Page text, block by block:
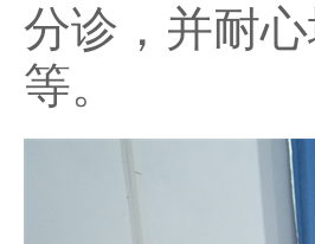
分诊，并耐
等。